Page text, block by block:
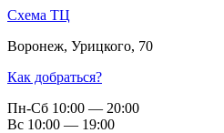
Схема ТЦ
Воронеж, Урицкого, 70
Как добраться?
Пн-Сб 10:00 — 20:00
Вс 10:00 — 19:00